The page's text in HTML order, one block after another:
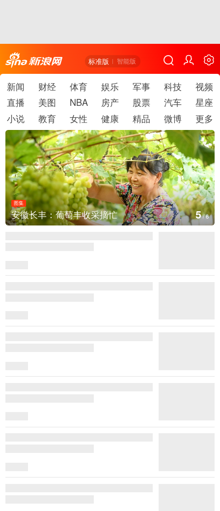
标准版 智能版
新闻 财经 体育 娱乐 军事 科技
视频
直播
美图 NBA 房产 股票 汽车
星座
小说
教育 女性 健康 精品 微博 更多
忙
图集
湖北房县：路畅景美
6/6